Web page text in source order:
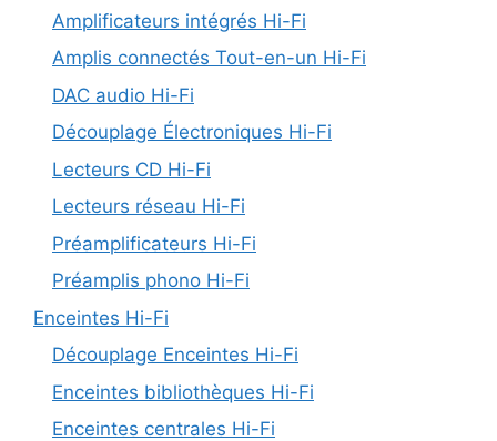
Amplificateurs intégrés Hi-Fi
Amplis connectés Tout-en-un Hi-Fi
DAC audio Hi-Fi
Découplage Électroniques Hi-Fi
Lecteurs CD Hi-Fi
Lecteurs réseau Hi-Fi
Préamplificateurs Hi-Fi
Préamplis phono Hi-Fi
Enceintes Hi-Fi
Découplage Enceintes Hi-Fi
Enceintes bibliothèques Hi-Fi
Enceintes centrales Hi-Fi